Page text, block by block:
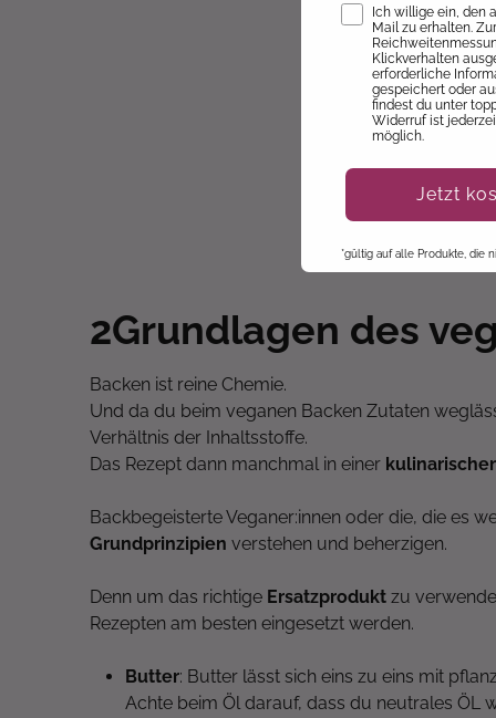
2Grundlagen des
Backen ist reine Chemie.
Und da du beim veganen Backen Zutaten
Verhältnis der Inhaltsstoffe.
Das Rezept dann manchmal in einer
Backbegeisterte Veganer:innen oder die, die es
Grundprinzipien verstehen und beherzigen.
Denn um das richtige Ersatzprodukt zu
Rezepten am besten eingesetzt werden.
Butter: Butter lässt sich eins zu eins mit
Achte beim Öl darauf, dass du neutrales ÖL
Opt-InIch willige ein, den
Mail zu erhalten.
Klickverhalten
erforderliche
gespeichert oder
findest du unter
Widerruf ist
möglich.
Jetzt
*gültig auf alle Produkte, die